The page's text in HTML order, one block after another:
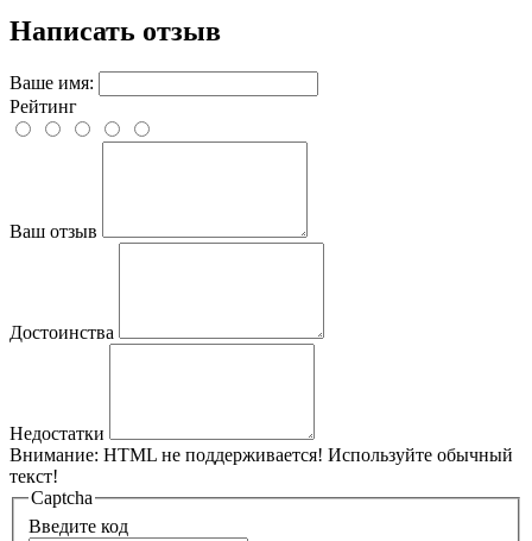
Написать отзыв
Ваше имя:
Рейтинг
Ваш отзыв
Достоинства
Недостатки
Внимание: HTML не поддерживается! Используйте обычный
текст!
Captcha
Введите код